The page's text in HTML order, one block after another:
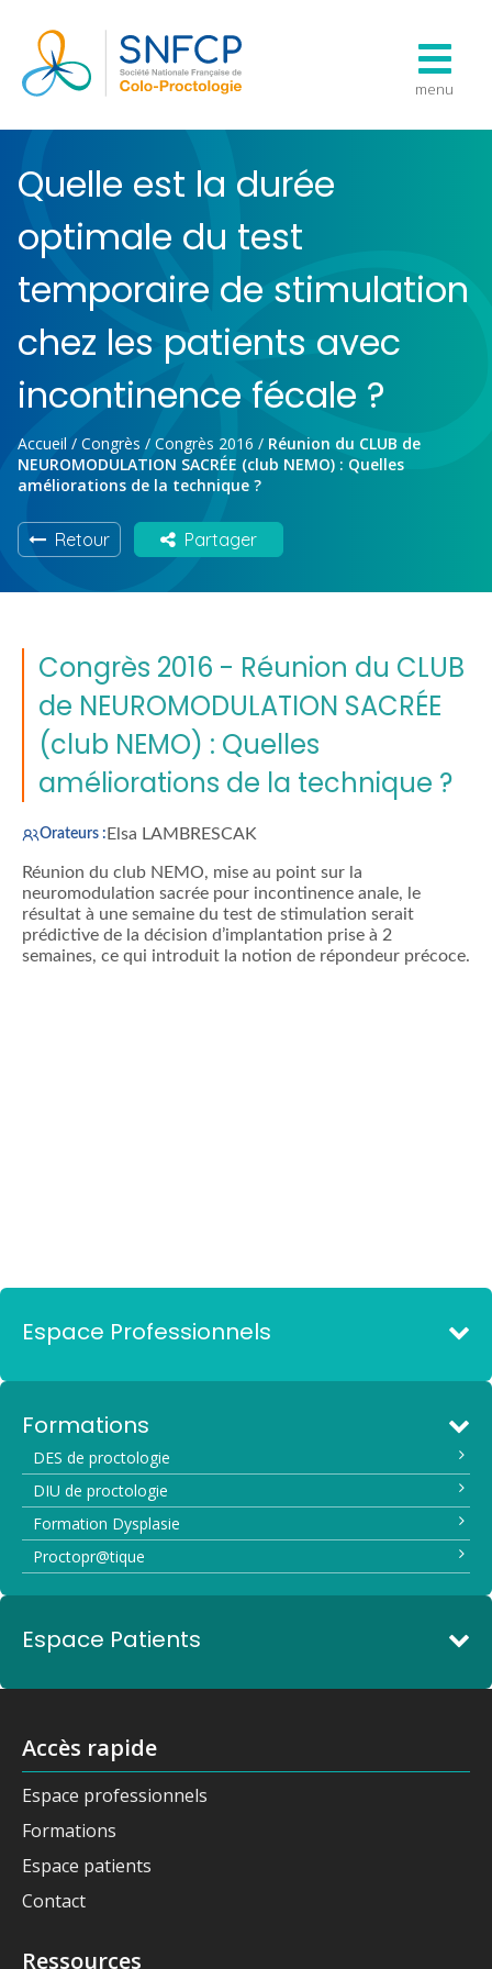
menu
Quelle est la durée
optimale du test
temporaire de stimulation
chez les patients avec
incontinence fécale ?
Accueil / Congrès / Congrès 2016 / Réunion du CLUB de
NEUROMODULATION SACRÉE (club NEMO) : Quelles
améliorations de la technique ?
Retour Partager
Congrès 2016 - Réunion du CLUB
de NEUROMODULATION SACRÉE
(club NEMO) : Quelles
améliorations de la technique ?
Orateurs : Elsa LAMBRESCAK
Réunion du club NEMO, mise au point sur la
neuromodulation sacrée pour incontinence anale, le
résultat à une semaine du test de stimulation serait
prédictive de la décision d’implantation prise à 2
semaines, ce qui introduit la notion de répondeur précoce.
Espace Professionnels
Formations
DES de proctologie
DIU de proctologie
Formation Dysplasie
Proctopr@tique
Espace Patients
Accès rapide
Espace professionnels
Formations
Espace patients
Contact
Ressources